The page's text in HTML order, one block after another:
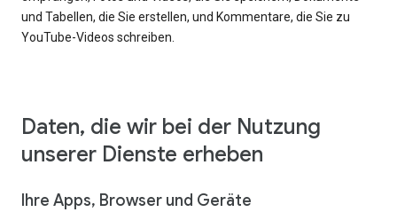
und Tabellen, die Sie erstellen, und Kommentare, die Sie zu
YouTube-Videos schreiben.
Daten, die wir bei der Nutzung
unserer Dienste erheben
Ihre Apps, Browser und Geräte